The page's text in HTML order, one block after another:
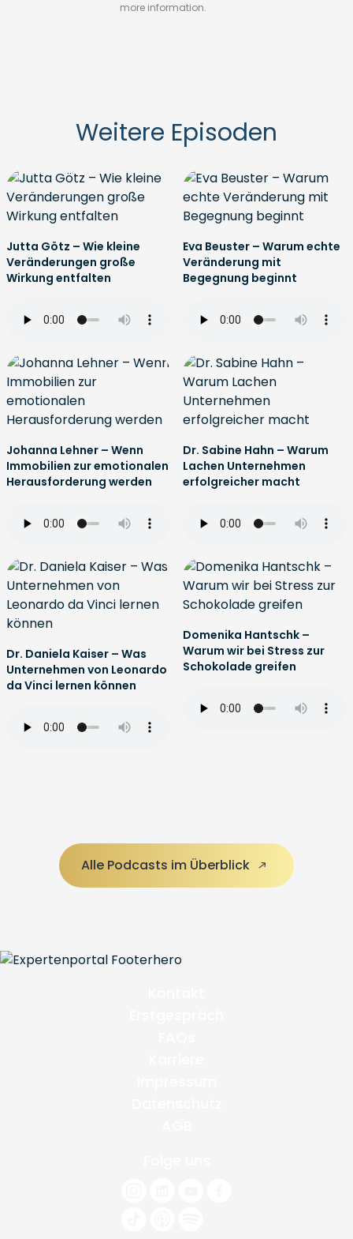
more information.
Weitere Episoden
Jutta Götz – Wie kleine
Veränderungen große
Wirkung entfalten
Eva Beuster – Warum echte
Veränderung mit
Begegnung beginnt
Johanna Lehner – Wenn
Immobilien zur emotionalen
Herausforderung werden
Dr. Sabine Hahn – Warum
Lachen Unternehmen
erfolgreicher macht
Dr. Daniela Kaiser – Was
Unternehmen von Leonardo
da Vinci lernen können
Domenika Hantschk –
Warum wir bei Stress zur
Schokolade greifen
Alle Podcasts im Überblick